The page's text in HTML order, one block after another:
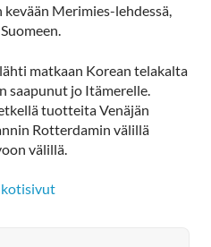
Merimies-lehdessä,
matkaan Korean telakalta
saapunut jo Itämerelle.
tuotteita Venäjän
Rotterdamin välillä
välillä.
kotisivut